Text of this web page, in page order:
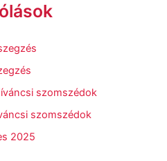
szomszédok
szomszédok
2025